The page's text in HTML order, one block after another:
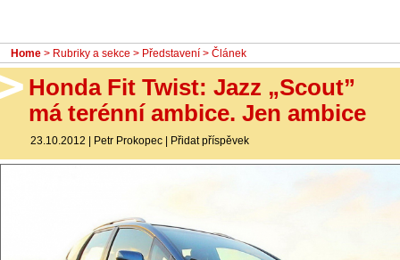
Home > Rubriky a sekce > Představení > Článek
Honda Fit Twist: Jazz „Scout”
má terénní ambice. Jen ambice
23.10.2012 | Petr Prokopec | Přidat příspěvek